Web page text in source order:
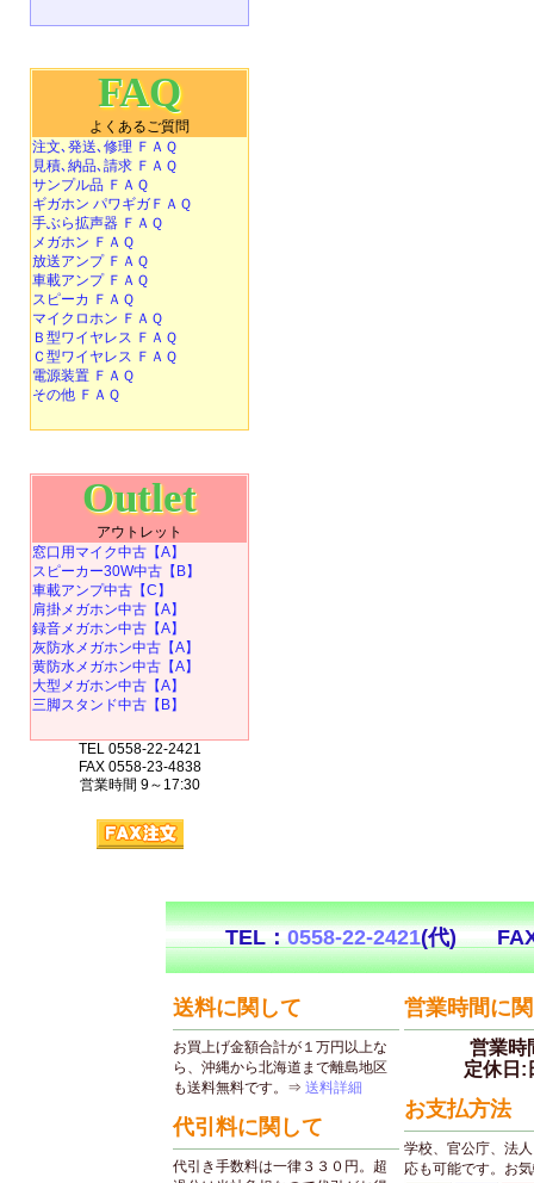
FAQ
よくあるご質問
注文､発送､修理 ＦＡＱ
見積､納品､請求 ＦＡＱ
サンプル品 ＦＡＱ
ギガホン パワギガＦＡＱ
手ぶら拡声器 ＦＡＱ
メガホン ＦＡＱ
放送アンプ ＦＡＱ
車載アンプ ＦＡＱ
スピーカ ＦＡＱ
マイクロホン ＦＡＱ
Ｂ型ワイヤレス ＦＡＱ
Ｃ型ワイヤレス ＦＡＱ
電源装置 ＦＡＱ
その他 ＦＡＱ
Outlet
アウトレット
窓口用マイク中古【A】
スピーカー30W中古【B】
車載アンプ中古【C】
肩掛メガホン中古【A】
録音メガホン中古【A】
灰防水メガホン中古【A】
黄防水メガホン中古【A】
大型メガホン中古【A】
三脚スタンド中古【B】
TEL 0558-22-2421
FAX 0558-23-4838
営業時間 9～17:30